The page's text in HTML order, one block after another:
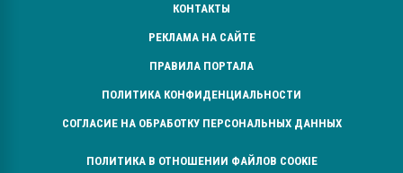
КОНТАКТЫ
РЕКЛАМА НА САЙТЕ
ПРАВИЛА ПОРТАЛА
ПОЛИТИКА КОНФИДЕНЦИАЛЬНОСТИ
СОГЛАСИЕ НА ОБРАБОТКУ ПЕРСОНАЛЬНЫХ ДАННЫХ
ПОЛИТИКА В ОТНОШЕНИИ ФАЙЛОВ COOKIE